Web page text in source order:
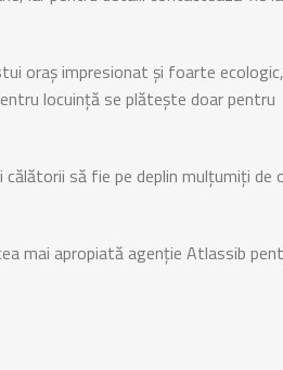
oraș impresionat și foarte
locuință se plătește doar pentru
să fie pe deplin mulțumiți de
mai apropiată agenție Atlassib